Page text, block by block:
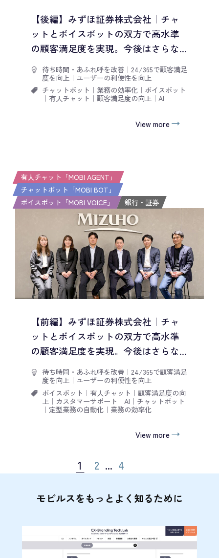
【後編】みずほ証券株式会社｜チャ
ットとボイスボットの双方で高水準
の顧客満足度を実現。今後はさらな...
待ち時間・あふれ呼を改善｜ 24/365で顧客満足
度を向上 ｜ ユーザーの利便性を向上
チャットボット ｜ 業務の効率化｜ ボイスボット
｜ 有人チャット ｜ 顧客満足度の向上 ｜ AI
View more
有人チャット「MOBI AGENT」
チャットボット「MOBI BOT」
ボイスボット「MOBI VOICE」
銀行・証券
【前編】みずほ証券株式会社｜チャ
ットとボイスボットの双方で高水準
の顧客満足度を実現。今後はさらな...
待ち時間・あふれ呼を改善｜ 24/365で顧客満足
度を向上 ｜ ユーザーの利便性を向上
ボイスボット ｜ 有人チャット ｜ 顧客満足度の向
上 ｜ カスタマーサポート ｜ AI ｜ チャットボット
｜ 定型業務の自動化｜ 業務の効率化
View more
1 2 ... 4
モビルスをもっとよく知るために